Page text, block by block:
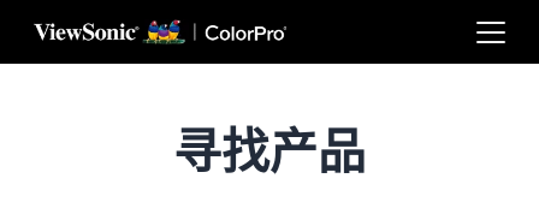
Skip to main content
寻找产品